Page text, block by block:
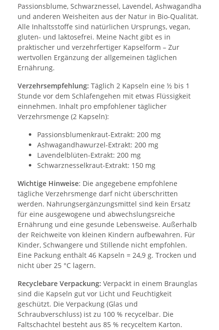
Passionsblume, Schwarznessel, Lavendel, Ashwagandha
und anderen Weisheiten aus der Natur in Bio-Qualität.
Alle Inhaltsstoffe sind natürlichen Ursprungs, vegan,
gluten- und laktosefrei. Meine Nacht gibt es in
praktischer und verzehrfertiger Kapselform – Zur
wertvollen Ergänzung der allgemeinen täglichen
Ernährung.
Verzehrsempfehlung: Täglich 2 Kapseln eine ½ bis 1
Stunde vor dem Schlafengehen mit etwas Flüssigkeit
einnehmen. Inhalt pro empfohlener täglicher
Verzehrsmenge (2 Kapseln):
Passionsblumenkraut-Extrakt: 200 mg
Ashwagandhawurzel-Extrakt: 200 mg
Lavendelblüten-Extrakt: 200 mg
Schwarznesselkraut-Extrakt: 150 mg
Wichtige Hinweise: Die angegebene empfohlene
tägliche Verzehrsmenge darf nicht überschritten
werden. Nahrungsergänzungsmittel sind kein Ersatz
für eine ausgewogene und abwechslungsreiche
Ernährung und eine gesunde Lebensweise. Außerhalb
der Reichweite von kleinen Kindern aufbewahren. Für
Kinder, Schwangere und Stillende nicht empfohlen.
Eine Packung enthält 46 Kapseln = 24,9 g. Trocken und
nicht über 25 °C lagern.
Recyclebare Verpackung: Verpackt in einem Braunglas
sind die Kapseln gut vor Licht und Feuchtigkeit
geschützt. Die Verpackung (Glas und
Schraubverschluss) ist zu 100 % recycelbar. Die
Faltschachtel besteht aus 85 % recyceltem Karton.